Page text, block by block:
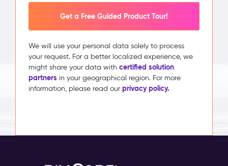
Get a Free Guided Product Tour!
We will use your personal data solely to process
your request. For a better localized experience, we
might share your data with certified solution
partners in your geographical region. For more
information, please read our privacy policy.